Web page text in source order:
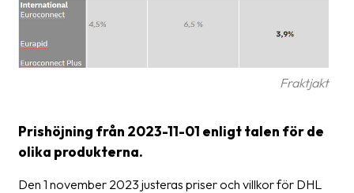
Frakthandlingar
Upphämtningar
Manualer
Fraktjakt
Prishöjning från 2023-11-01 enligt talen för de
olika produkterna.
Den 1 november 2023 justeras priser och villkor för DHL